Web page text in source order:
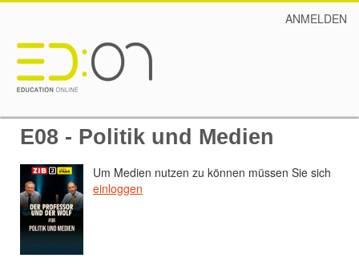
ANMELDEN
E08 - Politik und Medien
Um Medien nutzen zu können müssen Sie sich
einloggen